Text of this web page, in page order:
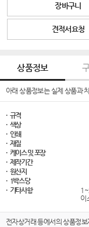
장바구니
견적서요청
상품정보
아래 상품정보는 실제 상품과
· 규격
· 색상
· 인쇄
· 재질
· 케이스 및 포장
· 제작기간
· 원산지
· 1박스당
· 기타사항
이
전자상거래 등에서의 상품정보